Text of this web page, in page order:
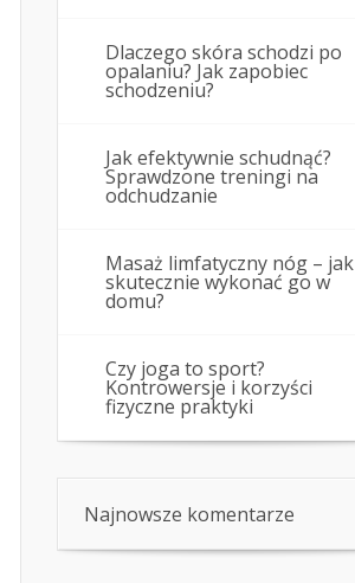
Dlaczego skóra schodzi po
opalaniu? Jak zapobiec
schodzeniu?
Jak efektywnie schudnąć?
Sprawdzone treningi na
odchudzanie
Masaż limfatyczny nóg – jak
skutecznie wykonać go w
domu?
Czy joga to sport?
Kontrowersje i korzyści
fizyczne praktyki
Najnowsze komentarze